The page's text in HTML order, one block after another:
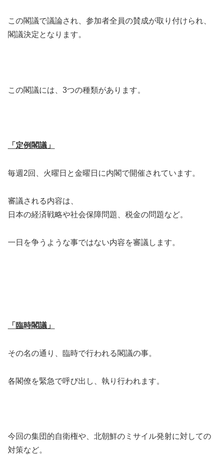
この閣議で議論され、参加者全員の賛成が取り付けられ、
閣議決定となります。
この閣議には、3つの種類があります。
「定例閣議」
毎週2回、火曜日と金曜日に内閣で開催されています。
審議される内容は、
日本の経済戦略や社会保障問題、税金の問題など。
一日を争うような事ではない内容を審議します。
「臨時閣議」
その名の通り、臨時で行われる閣議の事。
各閣僚を緊急で呼び出し、執り行われます。
今回の集団的自衛権や、北朝鮮のミサイル発射に対しての
対策など。